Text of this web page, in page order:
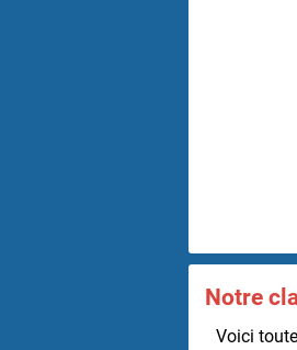
Notre
Voici